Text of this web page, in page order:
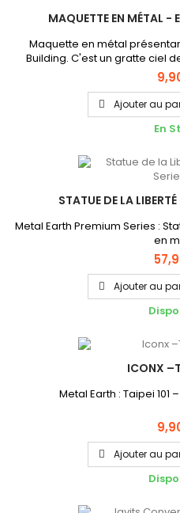
MAQUETTE EN MÉTAL -
Maquette en métal
Building. C'est un gratte ciel
mètres avec l'antenne) qui est
York. Cette maquette en métal
fois monté fait ressortir la
Puzzle 3D nécessite
Ajouter au
En
STATUE DE LA
Metal Earth Premium Series :
en
Ajouter au
ICONX
Metal Earth : Taipei
Ajouter au